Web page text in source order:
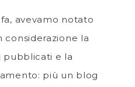
avevamo notato
considerazione la
pubblicati e la
più un blog